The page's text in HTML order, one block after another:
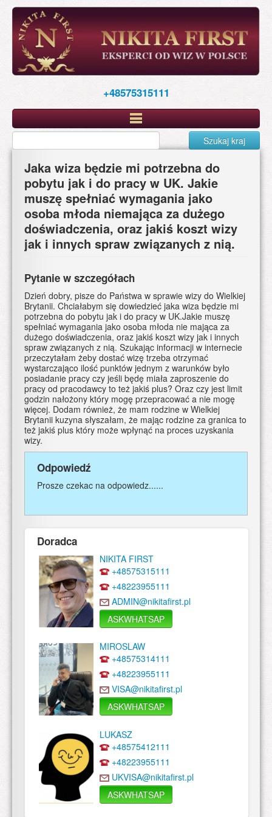
Skip
main
content
+48575315111
Szukaj kraj
Jaka wiza będzie mi potrzebna do
pobytu jak i do pracy w UK. Jakie
muszę spełniać wymagania jako
osoba młoda niemająca za dużego
doświadczenia, oraz jakiś koszt wizy
jak i innych spraw związanych z nią.
Pytanie w szczegółach
Dzień dobry, pisze do Państwa w sprawie wizy do Wielkiej
Brytanii. Chciałabym się dowiedzieć jaka wiza będzie mi
potrzebna do pobytu jak i do pracy w UK.Jakie muszę
spełniać wymagania jako osoba młoda nie mająca za
dużego doświadczenia, oraz jakiś koszt wizy jak i innych
spraw związanych z nią. Szukając informacji w internecie
przeczytałam żeby dostać wizę trzeba otrzymać
wystarczająco ilość punktów jednym z warunków było
posiadanie pracy czy jeśli będę miała zaproszenie do
pracy od pracodawcy to też jakiś plus? Oraz czy jest limit
godzin nałożony który mogę przepracować a nie mogę
więcej. Dodam również, że mam rodzine w Wielkiej
Brytanii kuzyna słyszałam, że mając rodzine za granica to
też jakiś plus który może wpłynąć na proces uzyskania
wizy.
Odpowiedź
Prosze czekac na odpowiedz......
Doradca
NIKITA FIRST
+48575315111
+48223955111
ADMIN@nikitafirst.pl
ASKWHATSAP
MIROSLAW
+48575314111
+48223955111
VISA@nikitafirst.pl
ASKWHATSAP
LUKASZ
+48575412111
+48223955111
UKVISA@nikitafirst.pl
ASKWHATSAP